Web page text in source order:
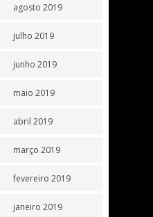
agosto 2019
julho 2019
junho 2019
maio 2019
abril 2019
março 2019
fevereiro 2019
janeiro 2019